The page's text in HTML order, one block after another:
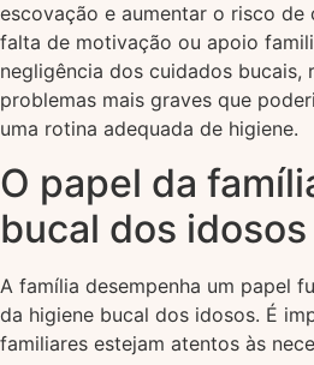
escovação e aumentar o risco de
falta de motivação ou apoio
negligência dos cuidados bucais,
problemas mais graves que
uma rotina adequada de higiene.
O papel da
bucal dos idosos
A família desempenha um papel
da higiene bucal dos idosos. É
familiares estejam atentos às